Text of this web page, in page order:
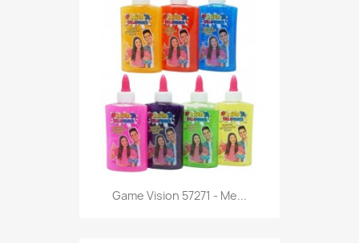
Anteprima
Game Vision 57271 - Me...